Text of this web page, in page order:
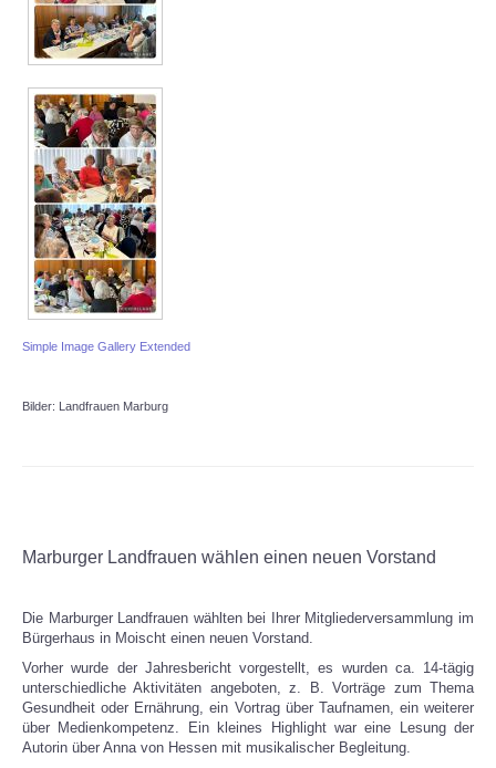
Simple Image Gallery Extended
Bilder: Landfrauen Marburg
Marburger Landfrauen wählen einen neuen Vorstand
Die Marburger Landfrauen wählten bei Ihrer Mitgliederversammlung im
Bürgerhaus in Moischt einen neuen Vorstand.
Vorher wurde der Jahresbericht vorgestellt, es wurden ca. 14-tägig
unterschiedliche Aktivitäten angeboten, z. B. Vorträge zum Thema
Gesundheit oder Ernährung, ein Vortrag über Taufnamen, ein weiterer
über Medienkompetenz. Ein kleines Highlight war eine Lesung der
Autorin über Anna von Hessen mit musikalischer Begleitung.